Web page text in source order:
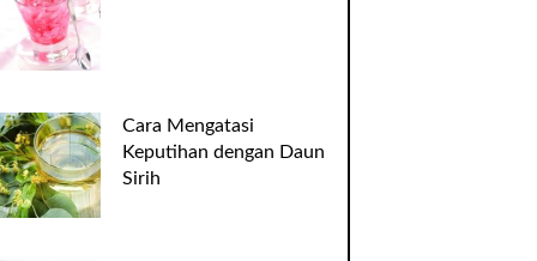
Cara Mengatasi
Keputihan dengan Daun
Sirih